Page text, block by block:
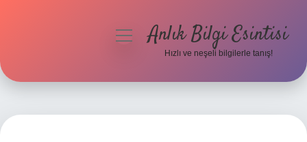
menüyüAnlık Bilgi Esintisi
Hızlı ve neşeli bilgilerle tanış!